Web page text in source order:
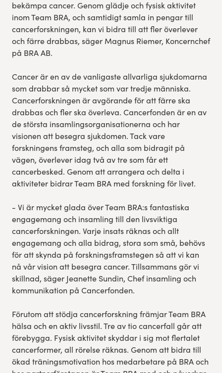
bekämpa cancer. Genom glädje och fysisk aktivitet
inom Team BRA, och samtidigt samla in pengar till
cancerforskningen, kan vi bidra till att fler överlever
och färre drabbas, säger Magnus Riemer, Koncernchef
på BRA AB.
Cancer är en av de vanligaste allvarliga sjukdomarna
som drabbar så mycket som var tredje människa.
Cancerforskningen är avgörande för att färre ska
drabbas och fler ska överleva. Cancerfonden är en av
de största insamlingsorganisationerna och har
visionen att besegra sjukdomen. Tack vare
forskningens framsteg, och alla som bidragit på
vägen, överlever idag två av tre som får ett
cancerbesked. Genom att arrangera och delta i
aktiviteter bidrar Team BRA med forskning för livet.
- Vi är mycket glada över Team BRA:s fantastiska
engagemang och insamling till den livsviktiga
cancerforskningen. Varje insats räknas och allt
engagemang och alla bidrag, stora som små, behövs
för att skynda på forskningsframstegen så att vi kan
nå vår vision att besegra cancer. Tillsammans gör vi
skillnad, säger Jeanette Sundin, Chef insamling och
kommunikation på Cancerfonden.
Förutom att stödja cancerforskning främjar Team BRA
hälsa och en aktiv livsstil. Tre av tio cancerfall går att
förebygga. Fysisk aktivitet skyddar i sig mot flertalet
cancerformer, all rörelse räknas. Genom att bidra till
ökad träningsmotivation hos medarbetare på BRA och